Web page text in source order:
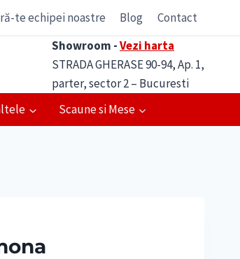
te echipei noastre Blog Contact
Showroom -Vezi harta
STRADA GHERASE 90-94, Ap. 1,
parter, sector 2 – Bucuresti
Scaune si Mese